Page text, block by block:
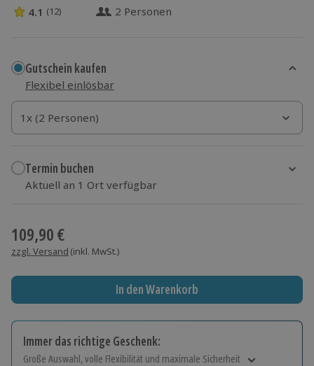
4.1 Sterne von 5 aus 12 Bewertungen
4.1 (12) 2 Personen
Gutschein kaufen
Flexibel einlösbar
1x (2 Personen)
1x (2 Personen)
1x (2 Personen)
Termin buchen
Aktuell an 1 Ort verfügbar
109,90 €
zzgl. Versand (inkl. MwSt.)
In den Warenkorb
Immer das richtige Geschenk:
Große Auswahl, volle Flexibilität und maximale Sicherheit